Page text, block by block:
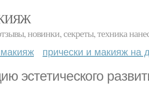
новинки, секреты, техника
прически и макияж на
эстетического